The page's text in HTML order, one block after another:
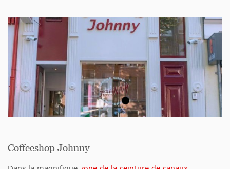
Coffeeshop Johnny